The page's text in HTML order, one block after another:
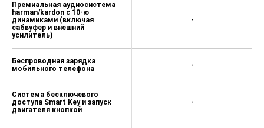
Премиальная аудиосистема
harman/kardon с 10-ю
динамиками (включая
сабвуфер и внешний
усилитель)
Беспроводная зарядка
мобильного телефона
Система бесключевого
доступа Smart Key и запуск
двигателя кнопкой
-
-
-